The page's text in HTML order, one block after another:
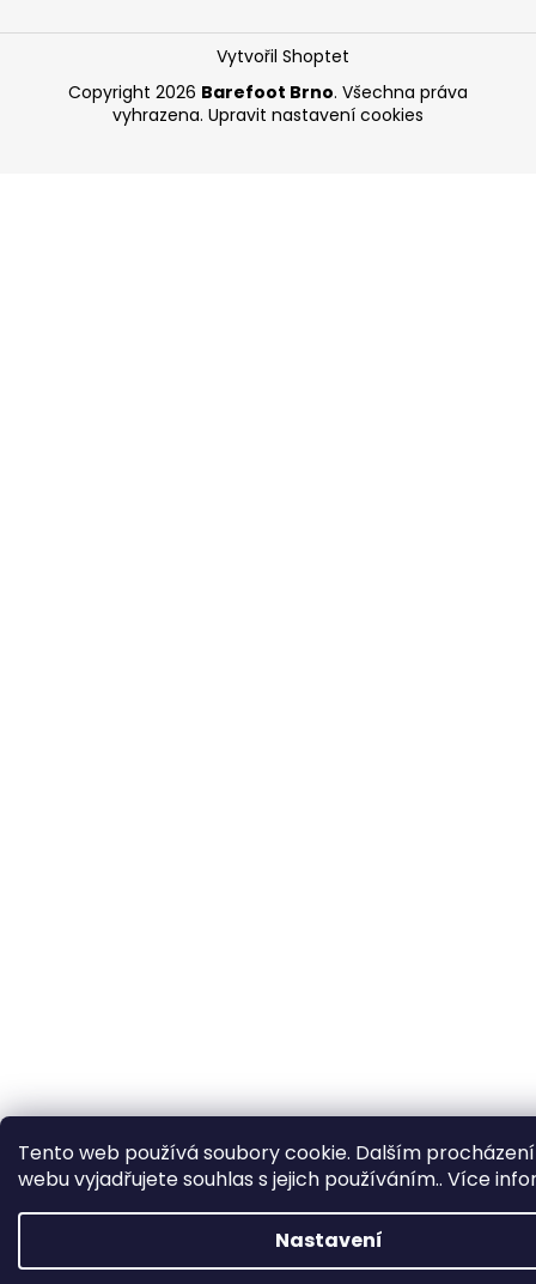
Tento web používá soubory cookie. Dalším
webu vyjadřujete souhlas s jejich používáním.. Více
Nastavení
Vytvořil Shoptet
Copyright 2026 Barefoot Brno. Všechna práva
vyhrazena. Upravit nastavení cookies